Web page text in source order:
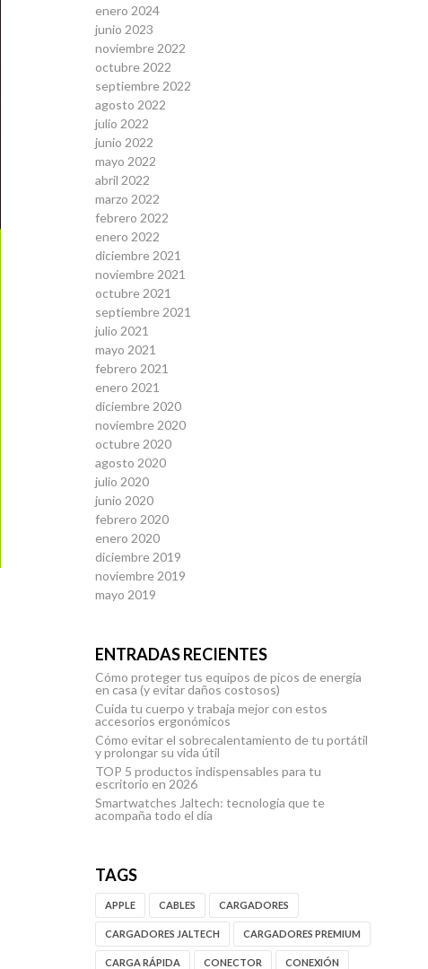
enero 2024
junio 2023
noviembre 2022
octubre 2022
septiembre 2022
agosto 2022
julio 2022
junio 2022
mayo 2022
abril 2022
marzo 2022
febrero 2022
enero 2022
diciembre 2021
noviembre 2021
octubre 2021
septiembre 2021
julio 2021
mayo 2021
febrero 2021
enero 2021
diciembre 2020
noviembre 2020
octubre 2020
agosto 2020
julio 2020
junio 2020
febrero 2020
enero 2020
diciembre 2019
noviembre 2019
mayo 2019
ENTRADAS RECIENTES
Cómo proteger tus equipos de picos de energía
en casa (y evitar daños costosos)
Cuida tu cuerpo y trabaja mejor con estos
accesorios ergonómicos
Cómo evitar el sobrecalentamiento de tu portátil
y prolongar su vida útil
TOP 5 productos indispensables para tu
escritorio en 2026
Smartwatches Jaltech: tecnología que te
acompaña todo el día
TAGS
APPLE CABLES CARGADORES
CARGADORES JALTECH CARGADORES PREMIUM
CARGA RÁPIDA CONECTOR CONEXIÓN